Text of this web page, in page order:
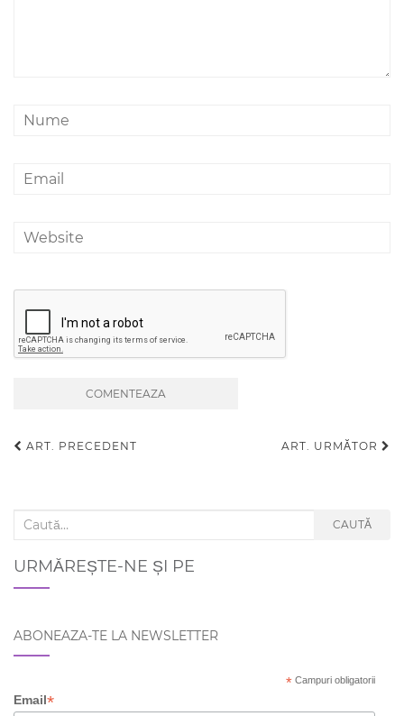
ART. PRECEDENT ART. URMĂTOR
Search for: CAUTĂ
URMĂREȘTE-NE ȘI PE
ABONEAZA-TE LA NEWSLETTER
* Campuri obligatorii
Email*